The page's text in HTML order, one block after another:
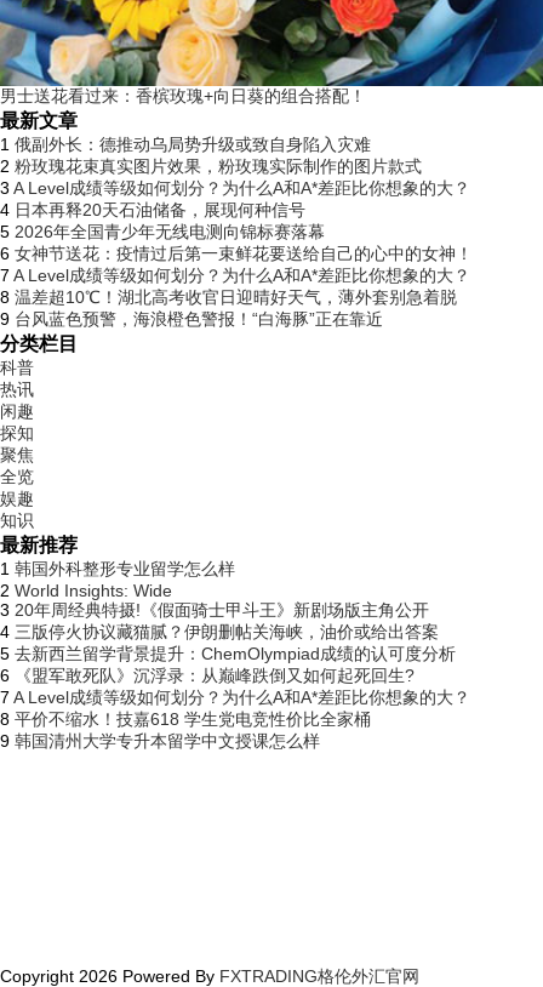
男士送花看过来：香槟玫瑰+向日葵的组合搭配！
最新文章
1 俄副外长：德推动乌局势升级或致自身陷入灾难
2 粉玫瑰花束真实图片效果，粉玫瑰实际制作的图片款式
3 A Level成绩等级如何划分？为什么A和A*差距比你想象的大？
4 日本再释20天石油储备，展现何种信号
5 2026年全国青少年无线电测向锦标赛落幕
6 女神节送花：疫情过后第一束鲜花要送给自己的心中的女神！
7 A Level成绩等级如何划分？为什么A和A*差距比你想象的大？
8 温差超10℃！湖北高考收官日迎晴好天气，薄外套别急着脱
9 台风蓝色预警，海浪橙色警报！“白海豚”正在靠近
分类栏目
科普
热讯
闲趣
探知
聚焦
全览
娱趣
知识
最新推荐
1 韩国外科整形专业留学怎么样
2 World Insights: Wide
3 20年周经典特摄!《假面骑士甲斗王》新剧场版主角公开
4 三版停火协议藏猫腻？伊朗删帖关海峡，油价或给出答案
5 去新西兰留学背景提升：ChemOlympiad成绩的认可度分析
6
《盟军敢死队》沉浮录：从巅峰跌倒又如何起死回生?
7 A Level成绩等级如何划分？为什么A和A*差距比你想象的大？
8 平价不缩水！技嘉618 学生党电竞性价比全家桶
9 韩国清州大学专升本留学中文授课怎么样
Copyright 2026 Powered By FXTRADING格伦外汇官网